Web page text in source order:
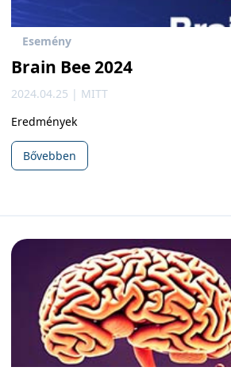
Esemény
Brain Bee 2024
2024.04.25 | MITT
Eredmények
Bővebben